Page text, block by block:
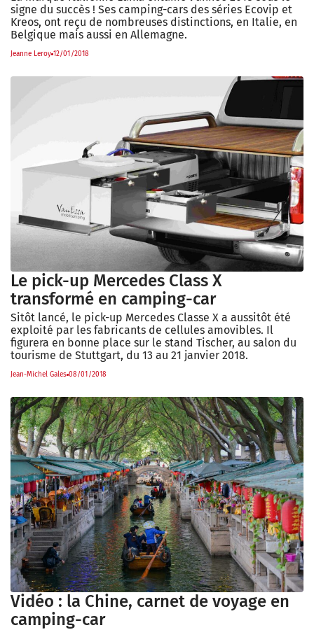
signe du succès ! Ses camping-cars des séries Ecovip et
Kreos, ont reçu de nombreuses distinctions, en Italie, en
Belgique mais aussi en Allemagne.
Jeanne Leroy 12/01/2018
Le pick-up Mercedes Class X
transformé en camping-car
Sitôt lancé, le pick-up Mercedes Classe X a aussitôt été
exploité par les fabricants de cellules amovibles. Il
figurera en bonne place sur le stand Tischer, au salon du
tourisme de Stuttgart, du 13 au 21 janvier 2018.
Jean-Michel Gales 08/01/2018
Vidéo : la Chine, carnet de voyage en
camping-car